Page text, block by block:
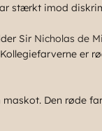
stærkt imod
Sir Nicholas de
er
maskot. Den røde